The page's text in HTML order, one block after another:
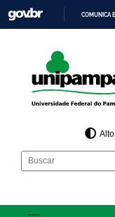
para
o
COMUNICA